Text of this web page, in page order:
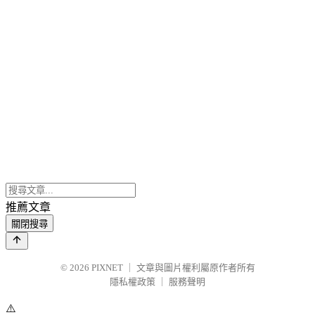
推薦文章
關閉搜尋
© 2026 PIXNET
文章與圖片權利屬原作者所有
隱私權政策
服務聲明
⚠️